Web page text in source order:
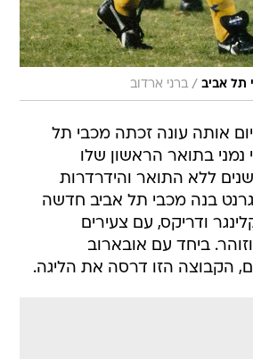
תל אביב / ברני ארדוב
1992 - בסיום אותה עונה זכתה מכבי תל
נמני בתואר הראשון שלו
בקריירה. אחרי 13 שנים ללא התואר והידרדרות
בנה מכבי תל אביב חדשה
ודריקס, עם צעירים
ביחד עם אובארוב
הקבוצה הזו דרסה את הליגה.